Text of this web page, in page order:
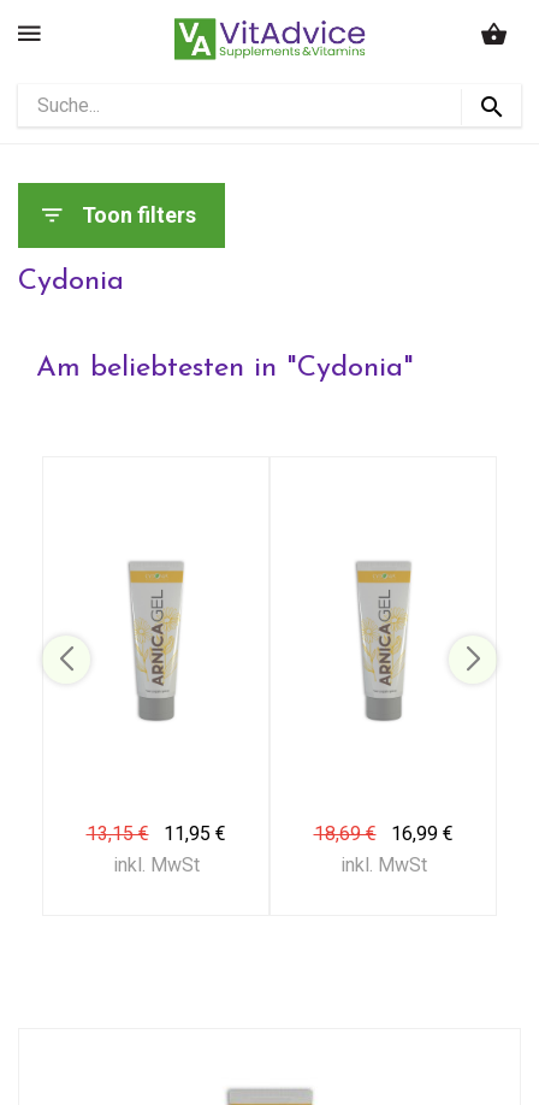
Toon filters
Cydonia
Am beliebtesten in "Cydonia"
13,15 €
11,95 €
inkl. MwSt
18,69 €
16,99 €
inkl. MwSt